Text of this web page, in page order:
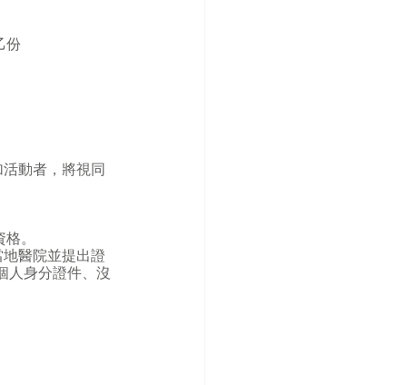
份
動者，將視同
。
醫院並提出證
人身分證件、沒